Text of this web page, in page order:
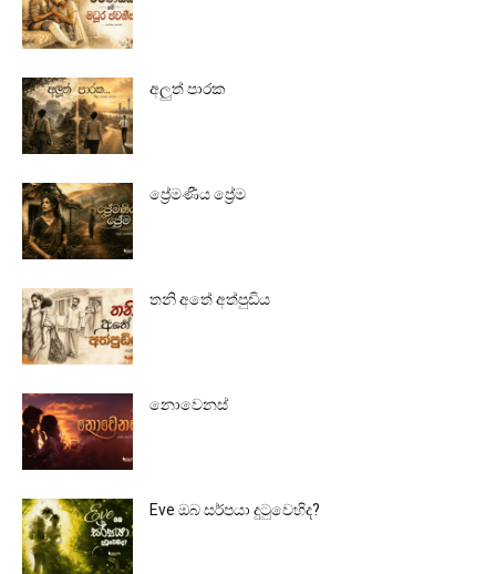
අලුත් පාරක
ප්‍රේමණීය ප්‍රේම
තනි අතේ අත්පුඩිය
නොවෙනස්
Eve ඔබ සර්පයා දුටුවෙහිද?